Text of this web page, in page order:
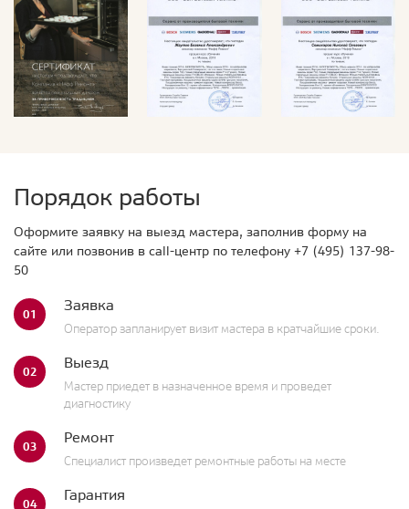
Порядок работы
Оформите заявку на выезд мастера, заполнив форму на
сайте или позвонив в call-центр по телефону +7 (495) 137-98-
50
01 Заявка
Оператор запланирует визит мастера в кратчайшие сроки.
02 Выезд
Мастер приедет в назначенное время и проведет
диагностику
03 Ремонт
Специалист произведет ремонтные работы на месте
04 Гарантия